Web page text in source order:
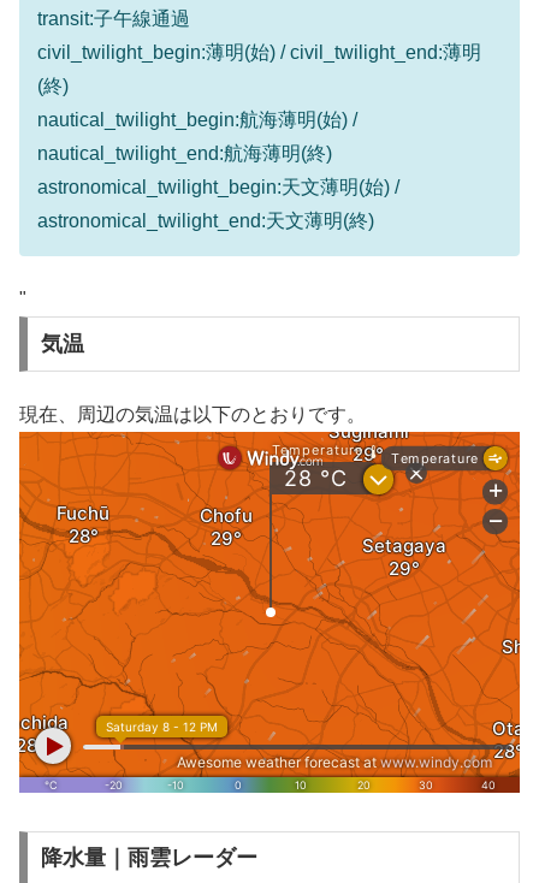
transit:子午線通過
civil_twilight_begin:薄明(始) / civil_twilight_end:薄明
(終)
nautical_twilight_begin:航海薄明(始) /
nautical_twilight_end:航海薄明(終)
astronomical_twilight_begin:天文薄明(始) /
astronomical_twilight_end:天文薄明(終)
"
気温
現在、周辺の気温は以下のとおりです。
降水量｜雨雲レーダー